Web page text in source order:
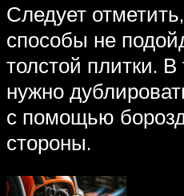
Следует
способы не
толстой плитки. В
нужно
с помощью
стороны.